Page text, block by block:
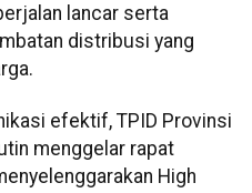
lancar serta
distribusi yang
efektif, TPID Provinsi
menggelar rapat
High